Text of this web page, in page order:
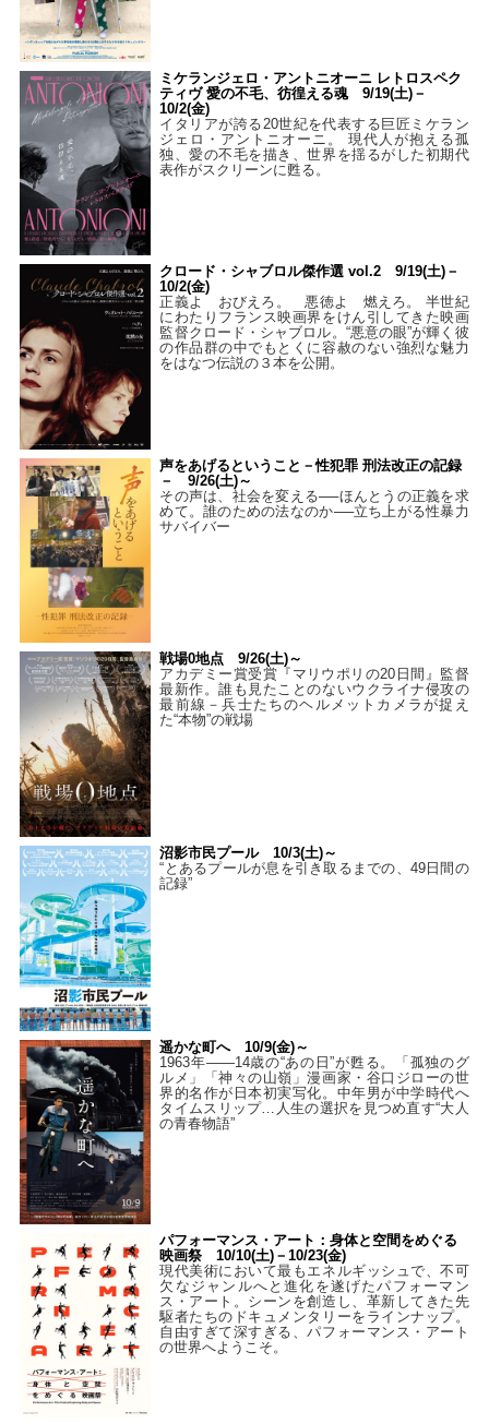
ミケランジェロ・アントニオーニ レトロスペク
ティヴ 愛の不毛、彷徨える魂 9/19(土)－
10/2(金)
イタリアが誇る20世紀を代表する巨匠ミケラン
ジェロ・アントニオーニ。 現代人が抱える孤
独、愛の不毛を描き、世界を揺るがした初期代
表作がスクリーンに甦る。
クロード・シャブロル傑作選 vol.2 9/19(土)－
10/2(金)
正義よ おびえろ。 悪徳よ 燃えろ。 半世紀
にわたりフランス映画界をけん引してきた映画
監督クロード・シャブロル。“悪意の眼”が輝く彼
の作品群の中でもとくに容赦のない強烈な魅力
をはなつ伝説の３本を公開。
声をあげるということ－性犯罪 刑法改正の記録
－ 9/26(土)～
その声は、社会を変える──ほんとうの正義を求
めて。誰のための法なのか──立ち上がる性暴力
サバイバー
戦場0地点 9/26(土)～
アカデミー賞受賞『マリウポリの20日間』監督
最新作。誰も見たことのないウクライナ侵攻の
最前線－兵士たちのヘルメットカメラが捉え
た“本物”の戦場
沼影市民プール 10/3(土)～
“とあるプールが息を引き取るまでの、49日間の
記録”
遥かな町へ 10/9(金)～
1963年――14歳の“あの日”が甦る。「孤独のグ
ルメ」「神々の山嶺」漫画家・谷口ジローの世
界的名作が日本初実写化。中年男が中学時代へ
タイムスリップ…人生の選択を見つめ直す“大人
の青春物語”
パフォーマンス・アート：身体と空間をめぐる
映画祭 10/10(土)－10/23(金)
現代美術において最もエネルギッシュで、不可
欠なジャンルへと進化を遂げたパフォーマン
ス・アート。シーンを創造し、革新してきた先
駆者たちのドキュメンタリーをラインナップ。
自由すぎて深すぎる、パフォーマンス・アート
の世界へようこそ。